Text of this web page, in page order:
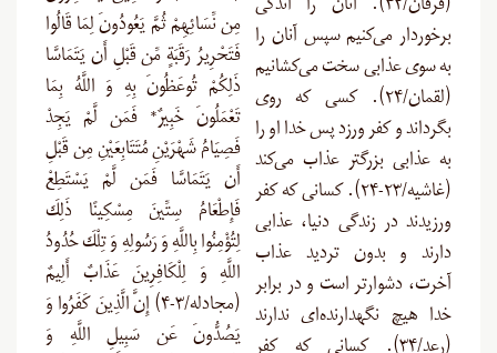
(فرقان/۴۲). آنان را اندکی
برخوردار می‌کنیم سپس آنان را
به سوی عذابی سخت می‌کشانیم
(لقمان/۲۴). کسی که روی
بگرداند و کفر ورزد پس خدا او را
به عذابی بزرگتر عذاب می‌کند
(غاشیه/۲۳-۲۴). کسانی که کفر
ورزیدند در زندگی دنیا، عذابی
دارند و بدون تردید عذاب
آخرت، دشوارتر است و در برابر
خدا هیچ نگهدارنده‌ای ندارند
مِن نِّسَائِهِمْ ثُمَّ يَعُودُونَ لِمَا قَالُوا
فَتَحْرِيرُ رَقَبَةٍ مِّن قَبْلِ أَن يَتَمَاسَّا
ذَلِكُمْ تُوعَظُونَ بِهِ وَ اللَّهُ بِمَا
تَعْمَلُونَ خَبِيرٌ* فَمَن لَّمْ يَجِدْ
فَصِيَامُ شَهْرَيْنِ مُتَتَابِعَيْنِ مِن قَبْلِ
أَن يَتَمَاسَّا فَمَن لَّمْ يَسْتَطِعْ
فَإِطْعَامُ سِتِّينَ مِسْكِينًا ذَلِكَ
لِتُؤْمِنُوا بِاللَّهِ وَ رَسُولِهِ وَ تِلْكَ حُدُودُ
اللَّهِ وَ لِلْكَافِرِينَ عَذَابٌ أَلِيمٌ
(مجادله/۳-۴) إِنَّ الَّذِينَ كَفَرُوا وَ
يَصُدُّونَ عَن سَبِيلِ اللَّهِ وَ